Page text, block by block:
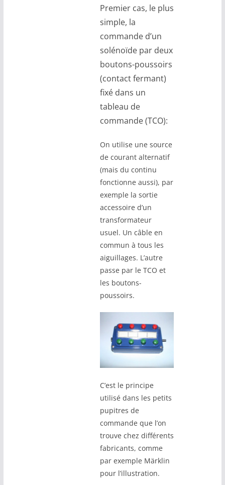
Premier cas, le plus
simple, la
commande d’un
solénoïde par deux
boutons-poussoirs
(contact fermant)
fixé dans un
tableau de
commande (TCO):
On utilise une source
de courant alternatif
(mais du continu
fonctionne aussi), par
exemple la sortie
accessoire d’un
transformateur
usuel. Un câble en
commun à tous les
aiguillages. L’autre
passe par le TCO et
les boutons-
poussoirs.
C’est le principe
utilisé dans les petits
pupitres de
commande que l’on
trouve chez différents
fabricants, comme
par exemple Märklin
pour l’illustration.